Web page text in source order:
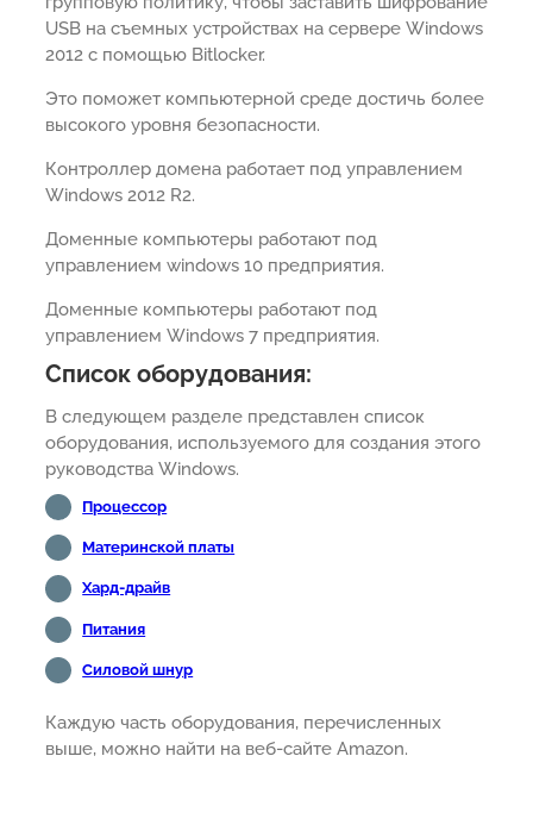
USB на съемных устройствах на сервере Windows
2012 с помощью Bitlocker.
Это поможет компьютерной среде достичь более
высокого уровня безопасности.
Контроллер домена работает под управлением
Windows 2012 R2.
Доменные компьютеры работают под
управлением windows 10 предприятия.
Доменные компьютеры работают под
управлением Windows 7 предприятия.
Список оборудования:
В следующем разделе представлен список
оборудования, используемого для создания этого
руководства Windows.
Процессор
Материнской платы
Хард-драйв
Питания
Силовой шнур
Каждую часть оборудования, перечисленных
выше, можно найти на веб-сайте Amazon.